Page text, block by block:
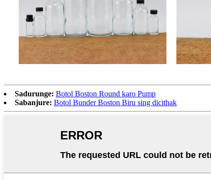
Sadurunge: Botol Boston Round karo Pump
Sabanjure: Botol Bunder Boston Biru sing dicithak